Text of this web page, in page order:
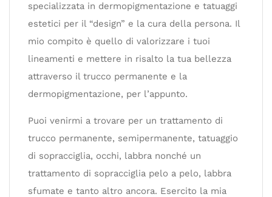
specializzata in dermopigmentazione e tatuaggi
estetici per il “design” e la cura della persona. Il
mio compito è quello di valorizzare i tuoi
lineamenti e mettere in risalto la tua bellezza
attraverso il trucco permanente e la
dermopigmentazione, per l’appunto.
Puoi venirmi a trovare per un trattamento di
trucco permanente, semipermanente, tatuaggio
di sopracciglia, occhi, labbra nonché un
trattamento di sopracciglia pelo a pelo, labbra
sfumate e tanto altro ancora. Esercito la mia